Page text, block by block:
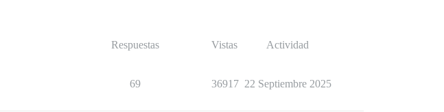
Respuestas Vistas Actividad
69 36917 22 Septiembre 2025